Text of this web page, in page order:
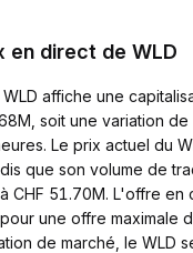
en direct de WLD
affiche une
soit une variation
Le prix actuel du
que son volume de
CHF 51.70M. L'offre en
une offre maximale
de marché, le WLD